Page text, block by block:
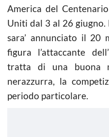
America del
Uniti dal 3 al 26 giugno.
sara’ annunciato il 20
figura l’attaccante
tratta di una buona
nerazzurra, la
periodo particolare.